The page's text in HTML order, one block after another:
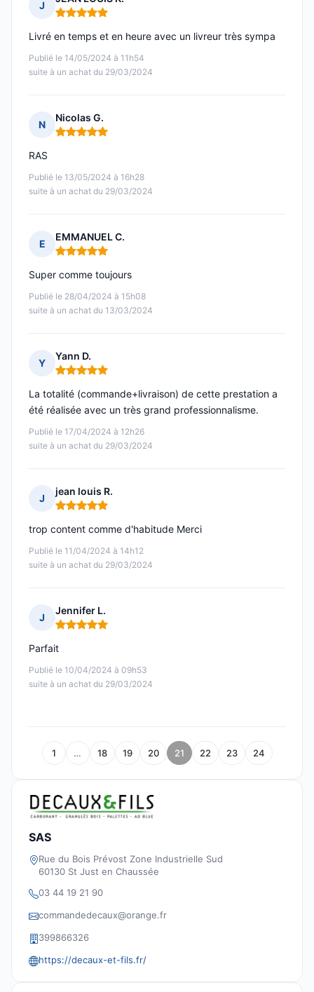
J
Note : 5 sur 5
Publié le 14/05/2024 à 11h54
suite à un achat du 29/03/2024
Livré en temps et en heure avec un livreur très sympa
N
Nicolas G.
Note : 5 sur 5
Publié le 13/05/2024 à 16h28
suite à un achat du 29/03/2024
RAS
E
EMMANUEL C.
Note : 5 sur 5
Publié le 28/04/2024 à 15h08
suite à un achat du 13/03/2024
Super comme toujours
Y
Yann D.
Note : 5 sur 5
Publié le 17/04/2024 à 12h26
suite à un achat du 29/03/2024
La totalité (commande+livraison) de cette prestation a
été réalisée avec un très grand professionnalisme.
J
jean louis R.
Note : 5 sur 5
Publié le 11/04/2024 à 14h12
suite à un achat du 29/03/2024
trop content comme d'habitude Merci
J
Jennifer L.
Note : 5 sur 5
Publié le 10/04/2024 à 09h53
suite à un achat du 29/03/2024
Parfait
1 … 18 19 20 21 22 23 24
SAS
Rue du Bois Prévost Zone Industrielle Sud
60130 St Just en Chaussée
03 44 19 21 90
commandedecaux@orange.fr
399866326
https://decaux-et-fils.fr/